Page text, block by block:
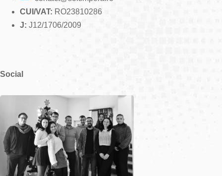
CUI/VAT: RO23810286
J: J12/1706/2009
Social